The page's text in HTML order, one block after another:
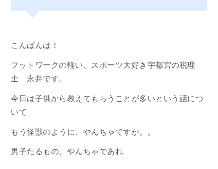
こんばんは！
フットワークの軽い、スポーツ大好き宇都宮の税理
士 永井です。
今日は子供から教えてもらうことが多いという話につ
いて
もう怪獣のように、やんちゃですが。。
男子たるもの、やんちゃであれ